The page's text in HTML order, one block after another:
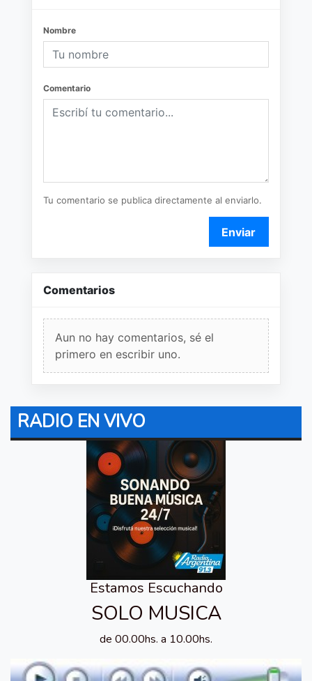
Nombre
Comentario
Tu comentario se publica directamente al enviarlo.
Enviar
Comentarios
Aun no hay comentarios, sé el
primero en escribir uno.
RADIO EN VIVO
Estamos Escuchando
SOLO MUSICA
de 00.00hs. a 10.00hs.